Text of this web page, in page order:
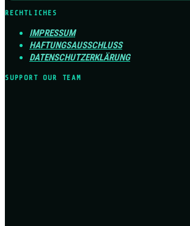
RECHTLICHES
IMPRESSUM
HAFTUNGSAUSSCHLUSS
DATENSCHUTZERKLÄRUNG
SUPPORT OUR TEAM